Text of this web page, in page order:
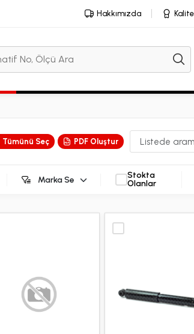
Hakkımızda
Tümünü Seç PDF Oluştur
Stokta
Olanlar